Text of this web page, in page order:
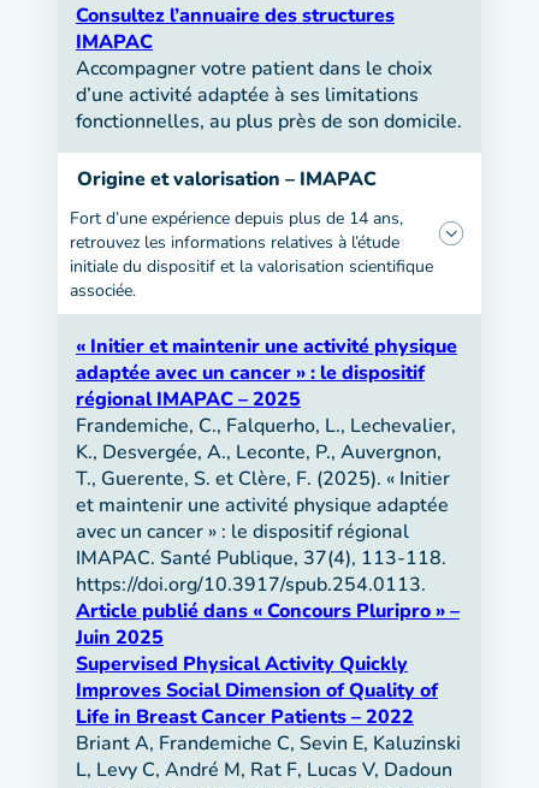
Consultez l’annuaire des structures
IMAPAC
Accompagner votre patient dans le choix
d’une activité adaptée à ses limitations
fonctionnelles, au plus près de son domicile.
Origine et valorisation – IMAPAC
Fort d’une expérience depuis plus de 14 ans,
retrouvez les informations relatives à l’étude
initiale du dispositif et la valorisation scientifique
associée.
« Initier et maintenir une activité physique
adaptée avec un cancer » : le dispositif
régional IMAPAC – 2025
Frandemiche, C., Falquerho, L., Lechevalier,
K., Desvergée, A., Leconte, P., Auvergnon,
T., Guerente, S. et Clère, F. (2025). « Initier
et maintenir une activité physique adaptée
avec un cancer » : le dispositif régional
IMAPAC. Santé Publique, 37(4), 113-118.
https://doi.org/10.3917/spub.254.0113.
Article publié dans « Concours Pluripro » –
Juin 2025
Supervised Physical Activity Quickly
Improves Social Dimension of Quality of
Life in Breast Cancer Patients – 2022
Briant A, Frandemiche C, Sevin E, Kaluzinski
L, Levy C, André M, Rat F, Lucas V, Dadoun